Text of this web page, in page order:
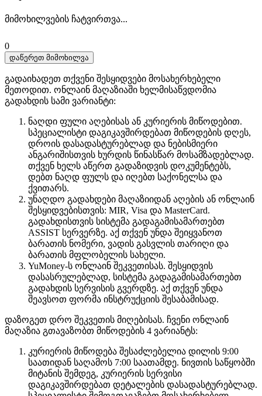
მიმოხილვების ჩატვირთვა...
0
დაწერეთ მიმოხილვა
გადაიხადეთ თქვენი შესყიდვები მოსახერხებელი
მეთოდით. ​​ონლაინ მაღაზიაში ხელმისაწვდომია
გადახდის სამი ვარიანტი:
ნაღდი ფული აღებისას ან კურიერის მიწოდებით.
სპეციალისტი დაგიკავშირდებათ მიწოდების დღეს,
დროის დასადასტურებლად და ნებისმიერი
ანგარიშისთვის ხურდის წინასწარ მოსამზადებლად.
თქვენ ხელს აწერთ გადაზიდვის დოკუმენტებს,
დებთ ნაღდ ფულს და იღებთ საქონელსა და
ქვითარს.
უნაღდო გადახდები მაღაზიიდან აღების ან ონლაინ
შესყიდვებისთვის: MIR, Visa და MasterCard.
გადახდისთვის სისტემა გადაგამისამართებთ
ASSIST სერვერზე. აქ თქვენ უნდა შეიყვანოთ
ბარათის ნომერი, ვადის გასვლის თარიღი და
ბარათის მფლობელის სახელი.
YuMoney-ს ონლაინ შეკვეთისას. შესყიდვის
დასასრულებლად, სისტემა გადაგამისამართებთ
გადახდის სერვისის გვერდზე. აქ თქვენ უნდა
შეავსოთ ფორმა ინსტრუქციის შესაბამისად.
დაზოგეთ დრო შეკვეთის მიღებისას. ჩვენი ონლაინ
მაღაზია გთავაზობთ მიწოდების 4 ვარიანტს:
კურიერის მიწოდება შესაძლებელია დილის 9:00
საათიდან საღამოს 7:00 საათამდე. ნივთის საწყობში
მიტანის შემდეგ, კურიერის სერვისი
დაგიკავშირდებათ დეტალების დასადასტურებლად.